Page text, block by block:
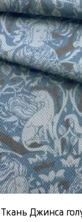
Ткань Джинса